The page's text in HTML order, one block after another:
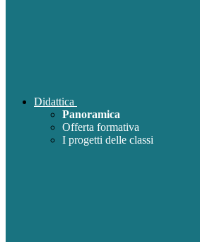
Didattica
Panoramica
Offerta formativa
I progetti delle classi